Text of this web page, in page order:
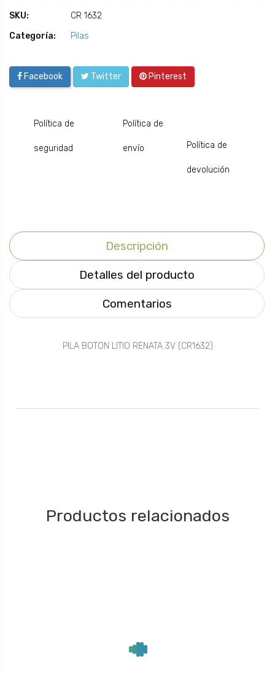
SKU:
CR 1632
Categoría:
Pilas
Facebook Twitter Pinterest
Política de
seguridad
Política de
envío Política de
devolución
Descripción
Detalles del producto
Comentarios
PILA BOTON LITIO RENATA 3V (CR1632)
Productos relacionados